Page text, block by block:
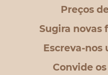
Preços
Sugira novas
Escreva-nos
Convide